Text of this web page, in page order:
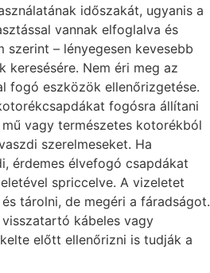
időszakát, ugyanis a
vannak elfoglalva és
szerint – lényegesen kevesebb
Nem éri meg az
fogó eszközök ellenőrizgetése.
fogósra állítani
vagy természetes kotorékból
szerelmeseket. Ha
érdemes élvefogó csapdákat
spriccelve. A vizeletet
tárolni, de megéri a fáradságot.
kábeles vagy
előtt ellenőrizni is tudják a